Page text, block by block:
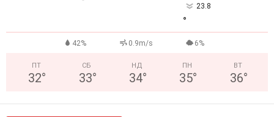
23.8
°
42% 0.9m/s 6%
ПТ
32°
СБ
33°
НД
34°
ПН
35°
ВТ
36°